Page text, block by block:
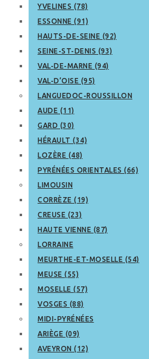
YVELINES (78)
ESSONNE (91)
HAUTS-DE-SEINE (92)
SEINE-ST-DENIS (93)
VAL-DE-MARNE (94)
VAL-D’OISE (95)
LANGUEDOC-ROUSSILLON
AUDE (11)
GARD (30)
HÉRAULT (34)
LOZÈRE (48)
PYRÉNÉES ORIENTALES (66)
LIMOUSIN
CORRÈZE (19)
CREUSE (23)
HAUTE VIENNE (87)
LORRAINE
MEURTHE-ET-MOSELLE (54)
MEUSE (55)
MOSELLE (57)
VOSGES (88)
MIDI-PYRÉNÉES
ARIÈGE (09)
AVEYRON (12)